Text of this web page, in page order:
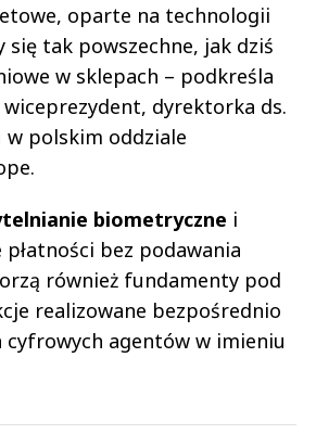
oparte na technologii
się tak powszechne, jak dziś
w sklepach – podkreśla
wiceprezydent, dyrektorka ds.
w polskim oddziale
biometryczne i
bez podawania
również fundamenty pod
realizowane bezpośrednio
cyfrowych agentów w imieniu